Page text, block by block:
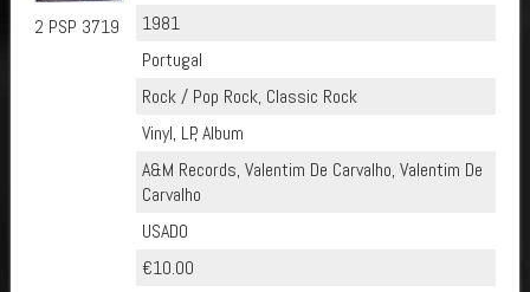
2 PSP 3719
1981
Portugal
Rock / Pop Rock, Classic Rock
Vinyl, LP, Album
A&M Records, Valentim De Carvalho, Valentim De
Carvalho
USADO
€10.00